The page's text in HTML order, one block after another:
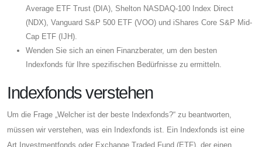
Average ETF Trust (DIA), Shelton NASDAQ-100 Index Direct
(NDX), Vanguard S&P 500 ETF (VOO) und iShares Core S&P Mid-
Cap ETF (IJH).
Wenden Sie sich an einen Finanzberater, um den besten
Indexfonds für Ihre spezifischen Bedürfnisse zu ermitteln.
Indexfonds verstehen
Um die Frage „Welcher ist der beste Indexfonds?“ zu beantworten,
müssen wir verstehen, was ein Indexfonds ist. Ein Indexfonds ist eine
Art Investmentfonds oder Exchange Traded Fund (ETF), der einen